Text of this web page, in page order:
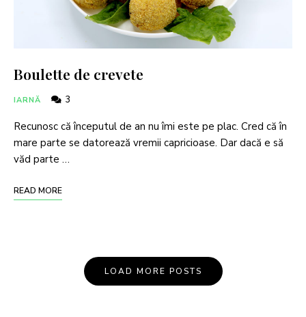
Boulette de crevete
IARNĂ 3
Recunosc că începutul de an nu îmi este pe plac. Cred că în
mare parte se datorează vremii capricioase. Dar dacă e să
văd parte …
READ MORE
LOAD MORE POSTS